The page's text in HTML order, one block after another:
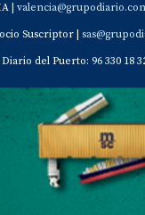
|
Suscriptor |
del Puerto: 96 330 18
Quiénes somos Política